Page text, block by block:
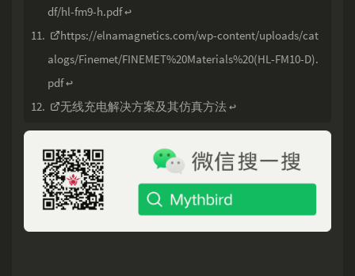
df/hl-fm9-h.pdf↩
https://elnamagnetics.com/wp-content/uploads/cat
alogs/Finemet/FINEMET%20Materials%20(HL-FM10-D).
pdf↩
无线充电解决方案及其仿真方法↩